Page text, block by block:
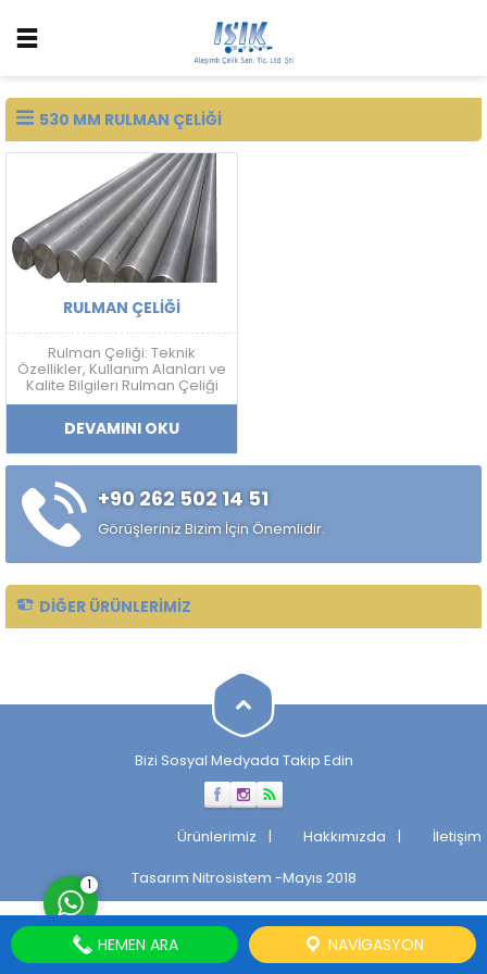
530 MM RULMAN ÇELIĞI
RULMAN ÇELIĞI
Rulman Çeliği: Teknik
Özellikler, Kullanım Alanları ve
Kalite Bilgileri Rulman Çeliği
Nedir? Rulman çeliği; yüksek
sertlik, aşınma dayanımı,
yorulma direnci ve boyutsal
kararlılık gerektiren
uygulamalarda kullanılan
yüksek karbonlu krom
alaşımlı özel çelik türüdür.
Özellikle rulman, bilya,
makaralı rulman elemanları,
DEVAMINI OKU
+90 262 502 14 51
Görüşleriniz Bizim İçin Önemlidir.
DIĞER ÜRÜNLERIMIZ
Bizi Sosyal Medyada Takip Edin
Ürünlerimiz Hakkımızda
İletişim
Tasarım Nitrosistem -Mayıs 2018
Cevap Yaz
1
HEMEN ARA NAVIGASYON